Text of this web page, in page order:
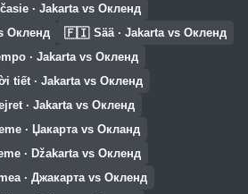
· Jakarta vs Окленд
Окленд 🇫🇮 Sää · Jakarta vs Окленд
· Jakarta vs Окленд
tiết · Jakarta vs Окленд
· Jakarta vs Окленд
· Џакарта vs Окланд
· Džakarta vs Окленд
· Джакарта vs Окленд